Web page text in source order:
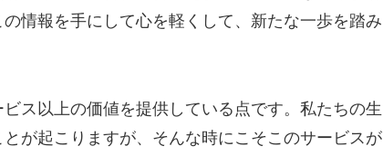
情報を手にして心を軽くして、新たな一歩を踏み
ス以上の価値を提供している点です。私たちの生
が起こりますが、そんな時にこそこのサービスが